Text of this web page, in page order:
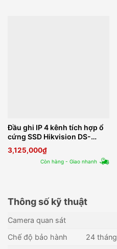
Đầu ghi IP 4 kênh tích hợp ổ
cứng SSD Hikvision DS-
E04NI-Q1/4P
3,125,000₫
Còn hàng - Giao nhanh
Thông số kỹ thuật
Camera quan sát
Chế độ bảo hành
24 tháng